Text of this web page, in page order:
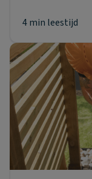
4 min leestijd